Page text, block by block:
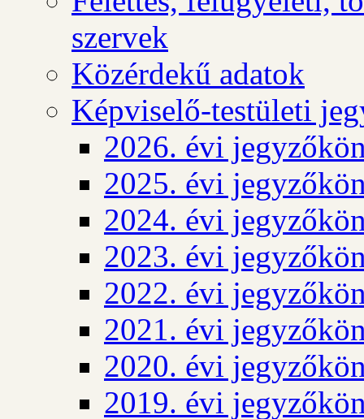
szervek
Közérdekű adatok
Képviselő-testületi
2026. évi
2025. évi
2024. évi
2023. évi
2022. évi
2021. évi
2020. évi
2019. évi